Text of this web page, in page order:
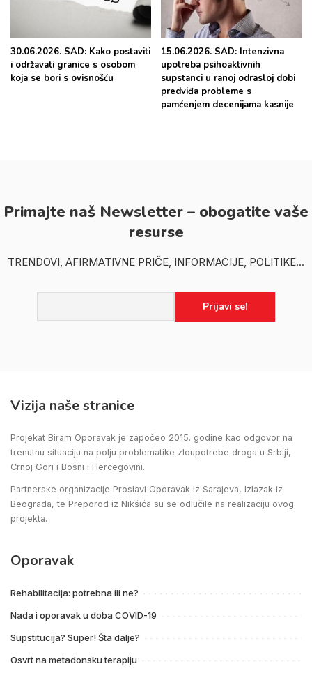
30.06.2026. SAD: Kako postaviti
i održavati granice s osobom
koja se bori s ovisnošću
15.06.2026. SAD: Intenzivna
upotreba psihoaktivnih
supstanci u ranoj odrasloj dobi
predviđa probleme s
pamćenjem decenijama kasnije
Primajte naš Newsletter – obogatite vaše
resurse
TRENDOVI, AFIRMATIVNE PRIČE, INFORMACIJE, POLITIKE...
Vizija naše stranice
Projekat Biram Oporavak je započeo 2015. godine kao odgovor na
trenutnu situaciju na polju problematike zloupotrebe droga u Srbiji,
Crnoj Gori i Bosni i Hercegovini.
Partnerske organizacije Proslavi Oporavak iz Sarajeva, Izlazak iz
Beograda, te Preporod iz Nikšića su se odlučile na realizaciju ovog
projekta.
Oporavak
Rehabilitacija: potrebna ili ne?
Nada i oporavak u doba COVID-19
Supstitucija? Super! Šta dalje?
Osvrt na metadonsku terapiju